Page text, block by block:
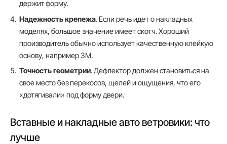
держит форму.
Надежность крепежа. Если речь идет о накладных
моделях, большое значение имеет скотч. Хороший
производитель обычно использует качественную клейкую
основу, например 3М.
Точность геометрии. Дефлектор должен становиться на
свое место без перекосов, щелей и ощущения, что его
«дотягивали» под форму двери.
Вставные и накладные авто ветровики: что
лучше